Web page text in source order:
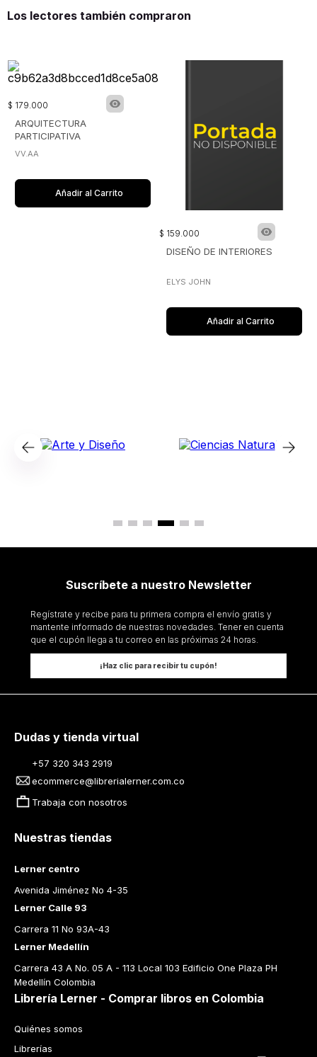
Los lectores también compraron
$ 179.000
ARQUITECTURA
PARTICIPATIVA
VV.AA
Añadir al Carrito
$ 159.000
DISEÑO DE INTERIORES
ELYS JOHN
Añadir al Carrito
Suscríbete a nuestro Newsletter
Regístrate y recibe para tu primera compra el envío gratis y
mantente informado de nuestras novedades. Tener en cuenta
que el cupón llega a tu correo en las próximas 24 horas.
¡Haz clic para recibir tu cupón!
Dudas y tienda virtual
+57 320 343 2919
ecommerce@librerialerner.com.co
Trabaja con nosotros
Nuestras tiendas
Lerner centro
Avenida Jiménez No 4-35
Lerner Calle 93
Carrera 11 No 93A-43
Lerner Medellín
Carrera 43 A No. 05 A - 113 Local 103 Edificio One Plaza PH
Medellín Colombia
Librería Lerner - Comprar libros en Colombia
Quiénes somos
Librerías